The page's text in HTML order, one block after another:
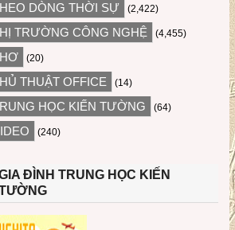
DÒNG THỜI SỰ (2,422)
TRƯỜNG CÔNG NGHỆ (4,455)
(20)
THUẬT OFFICE (14)
HỌC KIẾN TƯỜNG (64)
(240)
ĐÌNH TRUNG HỌC KIẾN